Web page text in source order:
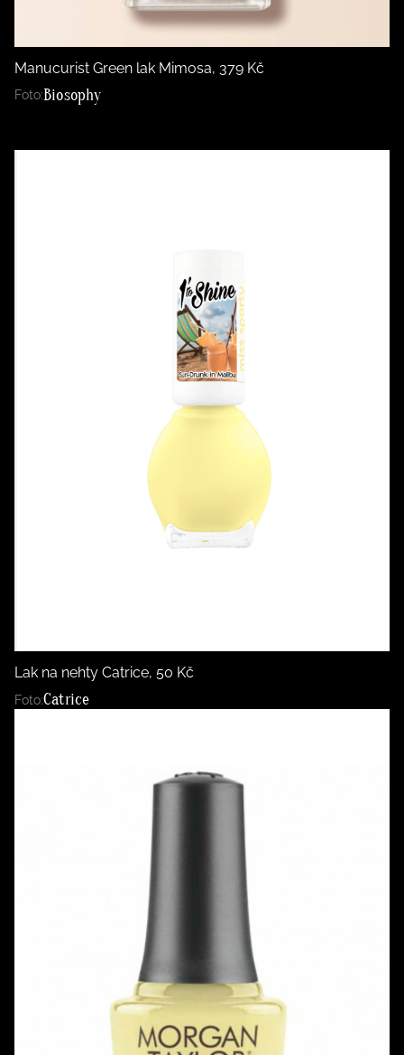
Manucurist Green lak Mimosa, 379 Kč
Foto:Biosophy
Lak na nehty Catrice, 50 Kč
Foto:Catrice